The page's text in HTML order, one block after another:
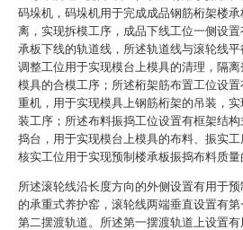
码垛机，码垛机用于完成成品钢筋桁架楼
离，实现拆模工序，成品下线工位一侧设
承板下线的轨道线，所述轨道线与滚轮线
调整工位用于实现模台上模具的清理，隔离
模具的合模工序；所述桁架筋布置工位设置
重机，用于实现模具上钢筋桁架的吊装，
装工序；所述布料振捣工位设置有框架结
捣台，用于实现模台上模具的布料、振实
核实工位用于实现预制楼承板振捣布料质量
所述滚轮线沿长度方向的外侧设置有用于
的承重式养护窑，滚轮线两端垂直设置有第
第二摆渡轨道。所述第一摆渡轨道上设置